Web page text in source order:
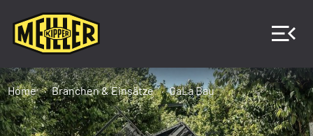
Home Branchen & Einsätze GaLa Bau